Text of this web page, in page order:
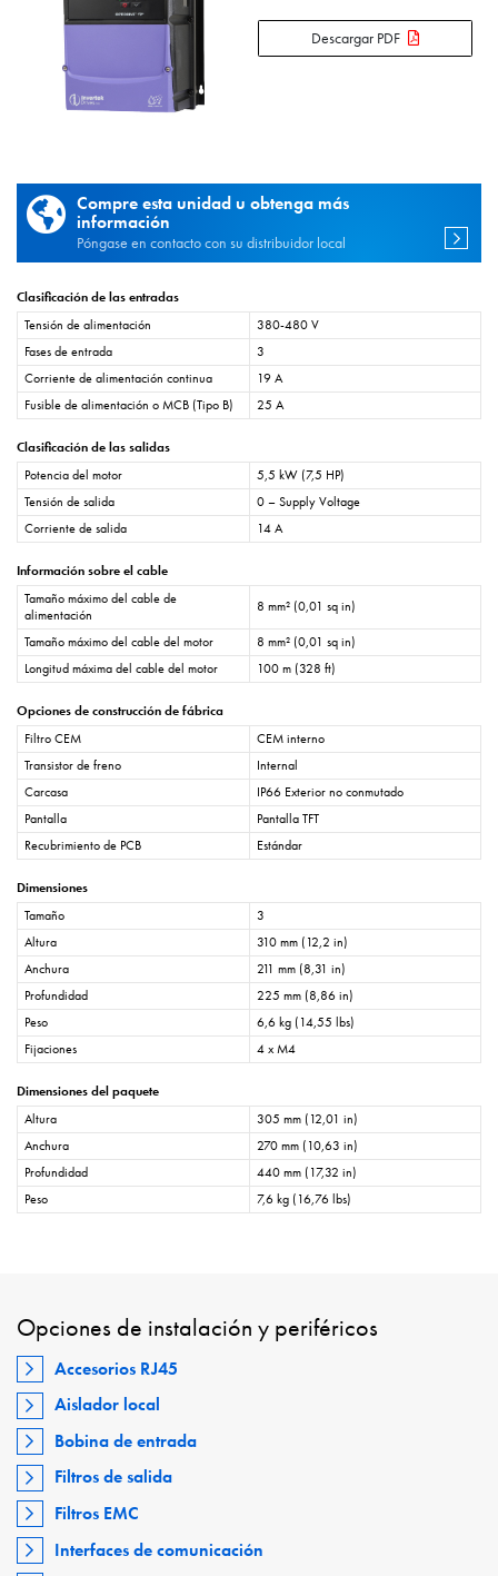
Descargar PDF
Compre esta unidad u obtenga más
información
Póngase en contacto con su distribuidor local
Clasificación de las entradas
Tensión de alimentación
380-480 V
Fases de entrada
3
Corriente de alimentación continua
19 A
Fusible de alimentación o MCB (Tipo B)
25 A
Clasificación de las salidas
Potencia del motor
5,5 kW (7,5 HP)
Tensión de salida
0 – Supply Voltage
Corriente de salida
14 A
Información sobre el cable
Tamaño máximo del cable de
alimentación
8 mm² (0,01 sq in)
Tamaño máximo del cable del motor
8 mm² (0,01 sq in)
Longitud máxima del cable del motor
100 m (328 ft)
Opciones de construcción de fábrica
Filtro CEM
CEM interno
Transistor de freno
Internal
Carcasa
IP66 Exterior no conmutado
Pantalla
Pantalla TFT
Recubrimiento de PCB
Estándar
Dimensiones
Tamaño
3
Altura
310 mm (12,2 in)
Anchura
211 mm (8,31 in)
Profundidad
225 mm (8,86 in)
Peso
6,6 kg (14,55 lbs)
Fijaciones
4 x M4
Dimensiones del paquete
Altura
305 mm (12,01 in)
Anchura
270 mm (10,63 in)
Profundidad
440 mm (17,32 in)
Peso
7,6 kg (16,76 lbs)
Opciones de instalación y periféricos
Accesorios RJ45
Aislador local
Bobina de entrada
Filtros de salida
Filtros EMC
Interfaces de comunicación